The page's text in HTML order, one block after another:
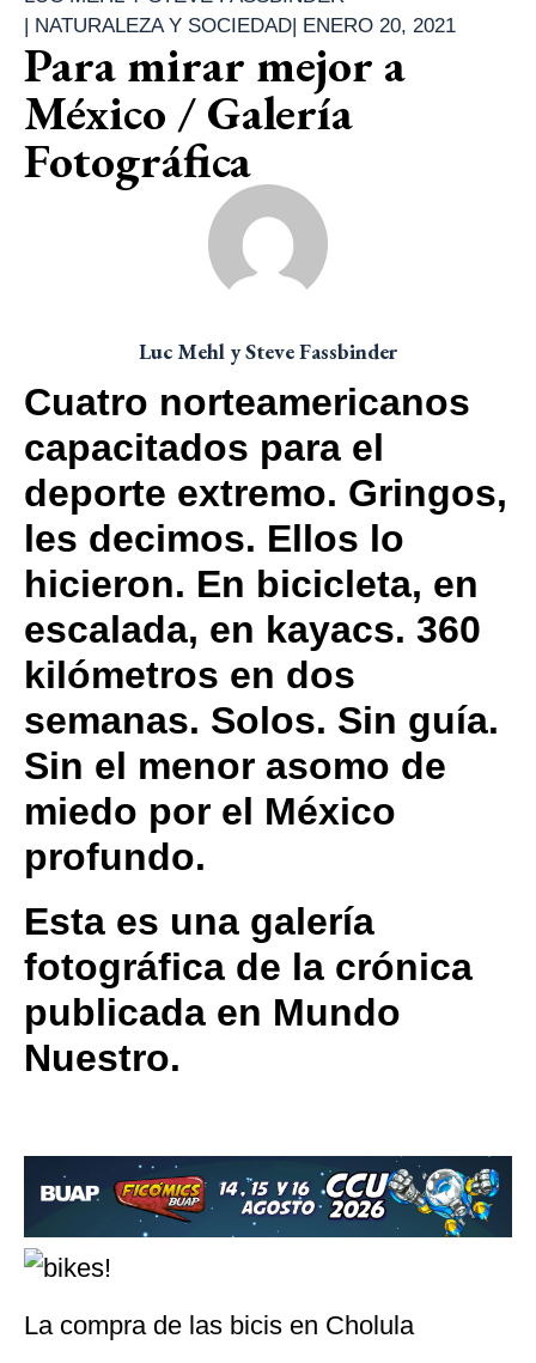
| NATURALEZA Y SOCIEDAD| ENERO 20, 2021
Para mirar mejor a
México / Galería
Fotográfica
Luc Mehl y Steve Fassbinder
Cuatro norteamericanos
capacitados para el
deporte extremo. Gringos,
les decimos. Ellos lo
hicieron. En bicicleta, en
escalada, en kayacs. 360
kilómetros en dos
semanas. Solos. Sin guía.
Sin el menor asomo de
miedo por el México
profundo.
Esta es una galería
fotográfica de la crónica
publicada en Mundo
Nuestro.
La compra de las bicis en Cholula